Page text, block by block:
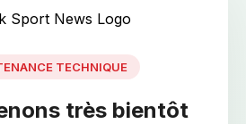
TECHNIQUE
très bientôt